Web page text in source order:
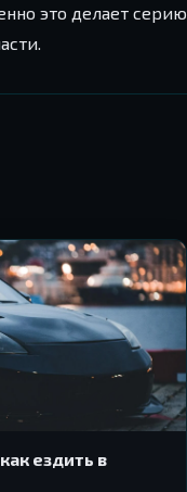
это делает серию
ездить в